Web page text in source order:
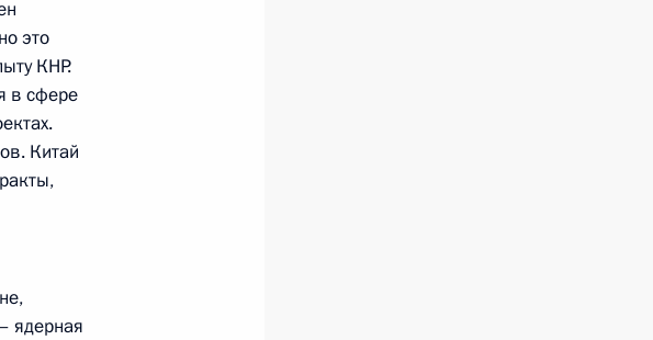
это
КНР.
в сфере
Китай
ядерная